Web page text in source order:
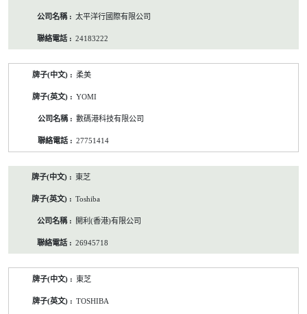
太平洋行國際有限公司
24183222
柔美
YOMI
數碼港科技有限公司
27751414
東芝
Toshiba
開利(香港)有限公司
26945718
東芝
TOSHIBA